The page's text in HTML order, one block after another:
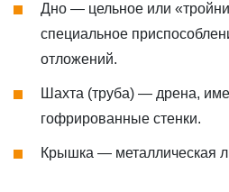
Дно — цельное или
специальное
отложений.
Шахта (труба) — дрена,
гофрированные стенки.
Крышка — металлическая